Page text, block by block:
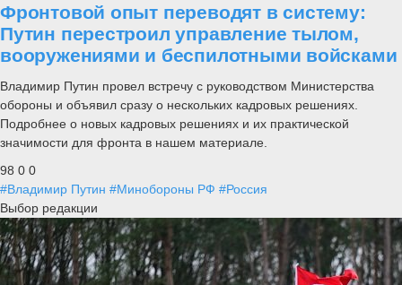
Фронтовой опыт переводят в систему:
Путин перестроил управление тылом,
вооружениями и беспилотными войсками
Владимир Путин провел встречу с руководством Министерства
обороны и объявил сразу о нескольких кадровых решениях.
Подробнее о новых кадровых решениях и их практической
значимости для фронта в нашем материале.
98 0 0
#Владимир Путин #Минобороны РФ #Россия
Выбор редакции